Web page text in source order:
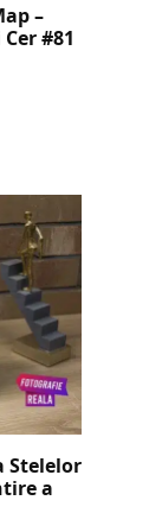
–
#81
Stelelor
a